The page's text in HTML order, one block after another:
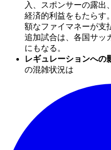
入、スポンサーの露出
経済的利益をもたらす
額なファイマネーが支
追加試合は、各国サッ
にもなる。
レギュレーションへの
の混雑状況は